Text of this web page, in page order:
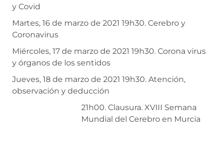
y Covid
Martes, 16 de marzo de 2021 19h30. Cerebro y
Coronavirus
Miércoles, 17 de marzo de 2021 19h30. Corona virus
y órganos de los sentidos
Jueves, 18 de marzo de 2021 19h30. Atención,
observación y deducción
21h00. Clausura. XVIII Semana
Mundial del Cerebro en Murcia